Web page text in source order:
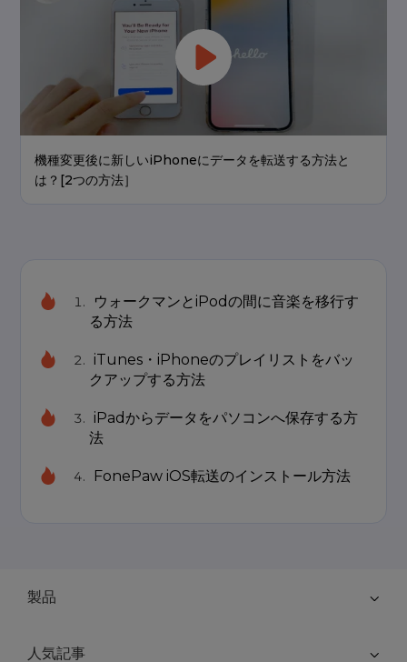
機種変更後に新しいiPhoneにデータを転送する方法と
は？[2つの方法］
ウォークマンとiPodの間に音楽を移行す
る方法
iTunes・iPhoneのプレイリストをバッ
クアップする方法
iPadからデータをパソコンへ保存する方
法
FonePaw iOS転送のインストール方法
製品
人気記事